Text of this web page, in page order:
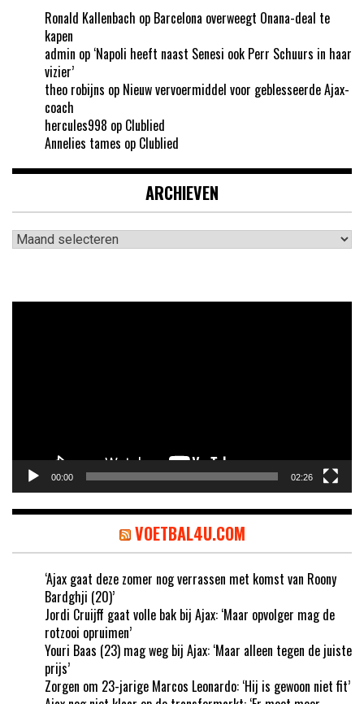
Ronald Kallenbach op Barcelona overweegt Onana-deal te
kapen
admin op ‘Napoli heeft naast Senesi ook Perr Schuurs in haar
vizier’
theo robijns op Nieuw vervoermiddel voor geblesseerde Ajax-
coach
hercules998 op Clublied
Annelies tames op Clublied
ARCHIEVEN
Archieven
00:00 02:26
VOETBAL4U.COM
‘Ajax gaat deze zomer nog verrassen met komst van Roony
Bardghji (20)’
Jordi Cruijff gaat volle bak bij Ajax: ‘Maar opvolger mag de
rotzooi opruimen’
Youri Baas (23) mag weg bij Ajax: ‘Maar alleen tegen de juiste
prijs’
Zorgen om 23-jarige Marcos Leonardo: ‘Hij is gewoon niet fit’